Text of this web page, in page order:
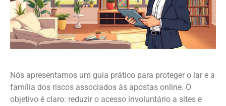
Nós apresentamos um guia prático para proteger o lar e a
família dos riscos associados às apostas online. O
objetivo é claro: reduzir o acesso involuntário a sites e